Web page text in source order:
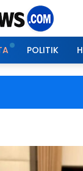
POLITIK